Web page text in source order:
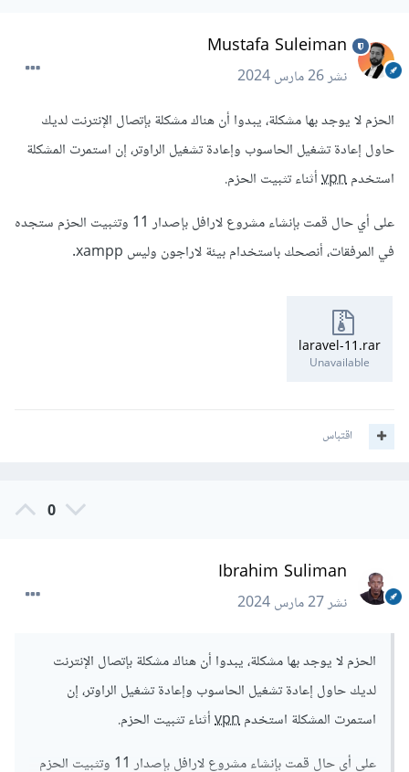
Mustafa Suleiman
نشر26 مارس 2024
الحزم لا يوجد بها مشكلة، يبدوا أن هناك مشكلة بإتصال الإنترنت لديك
حاول إعادة تشغيل الحاسوب وإعادة تشغيل الراوتر، إن استمرت المشكلة
استخدمvpnأثناء تثبيت الحزم.
على أي حال قمت بإنشاء مشروع لارافل بإصدار 11 وتثبيت الحزم ستجده
في المرفقات، أنصحك باستخدام بيئة لاراجون وليس xampp.
laravel-11.rar
Unavailable
اقتباس
0
Ibrahim Suliman
نشر27 مارس 2024
الحزم لا يوجد بها مشكلة، يبدوا أن هناك مشكلة بإتصال الإنترنت
لديك حاول إعادة تشغيل الحاسوب وإعادة تشغيل الراوتر، إن
استمرت المشكلة استخدمvpnأثناء تثبيت الحزم.
على أي حال قمت بإنشاء مشروع لارافل بإصدار 11 وتثبيت الحزم